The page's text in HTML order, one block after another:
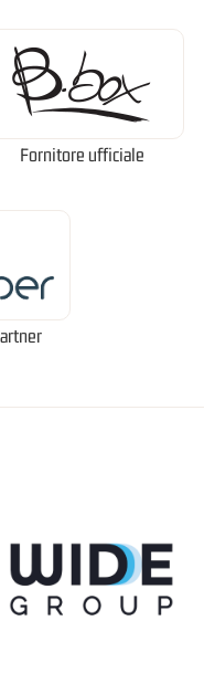
Fornitore ufficiale